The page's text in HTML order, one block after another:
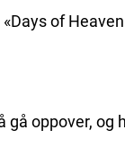
of
oppover, og